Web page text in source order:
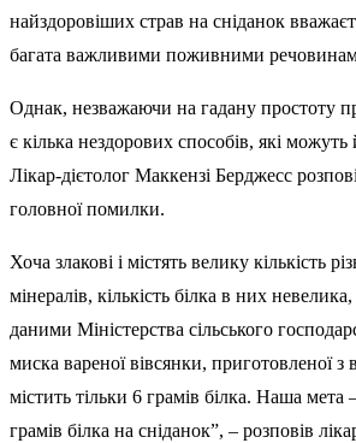
найздоровіших страв на сніданок
багата важливими поживними
Однак, незважаючи на гадану простоту
є кілька нездорових способів, які можуть
Лікар-дієтолог Маккензі Берджесс
головної помилки.
Хоча злакові і містять велику кількість
мінералів, кількість білка в них
даними Міністерства сільського
миска вареної вівсянки, приготовленої
містить тільки 6 грамів білка. Наша мета
грамів білка на сніданок”, – розповів